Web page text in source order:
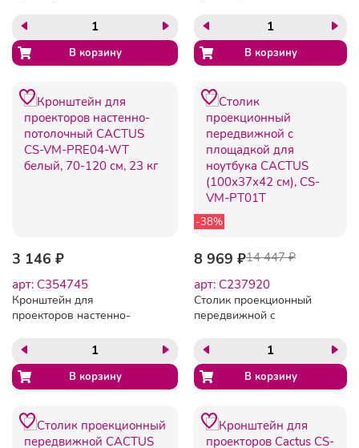
VM-PR05L-AL, высота 47-
71 см, 22 кг
VM-PR04-BK, высота 20,7
см, 21 кг
3 146 ₽
арт: C354745
Кронштейн для
проекторов настенно-
VM-PRE04-WT белый, 70-
120 см, 23 кг
-38%
8 969 ₽14 447 ₽
арт: C237920
Столик проекционный
передвижной с
CACTUS (100х37х42 см),
CS-VM-PT01T